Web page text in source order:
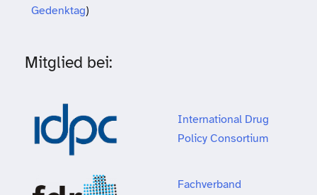
Gedenktag)
Mitglied bei:
International Drug
Policy Consortium
Fachverband